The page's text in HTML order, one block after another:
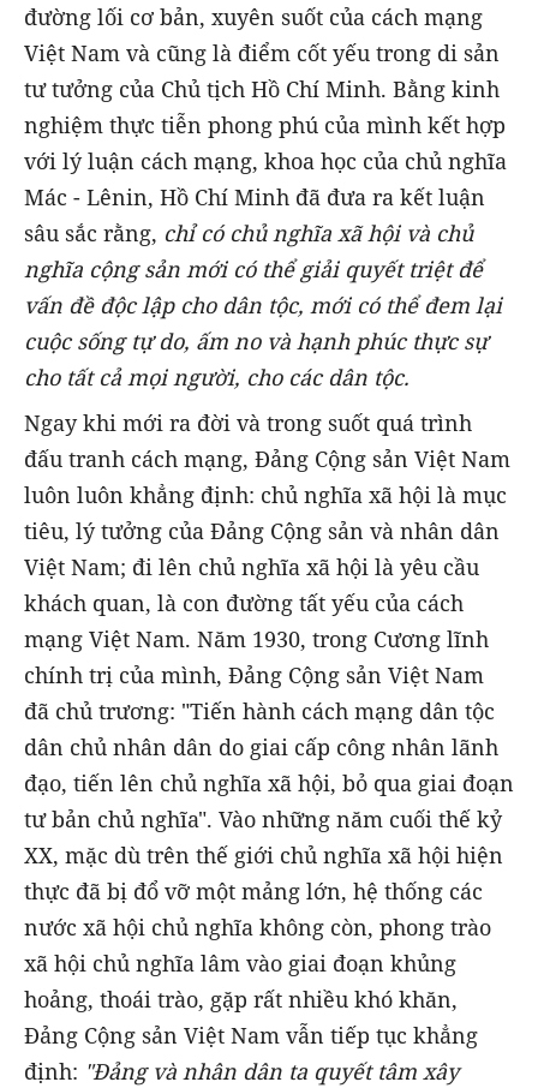
đường lối cơ bản, xuyên suốt của cách mạng
Việt Nam và cũng là điểm cốt yếu trong di sản
tư tưởng của Chủ tịch Hồ Chí Minh. Bằng kinh
nghiệm thực tiễn phong phú của mình kết hợp
với lý luận cách mạng, khoa học của chủ nghĩa
Mác - Lênin, Hồ Chí Minh đã đưa ra kết luận
sâu sắc rằng, chỉ có chủ nghĩa xã hội và chủ
nghĩa cộng sản mới có thể giải quyết triệt để
vấn đề độc lập cho dân tộc, mới có thể đem lại
cuộc sống tự do, ấm no và hạnh phúc thực sự
cho tất cả mọi người, cho các dân tộc.
Ngay khi mới ra đời và trong suốt quá trình
đấu tranh cách mạng, Đảng Cộng sản Việt Nam
luôn luôn khẳng định: chủ nghĩa xã hội là mục
tiêu, lý tưởng của Đảng Cộng sản và nhân dân
Việt Nam; đi lên chủ nghĩa xã hội là yêu cầu
khách quan, là con đường tất yếu của cách
mạng Việt Nam. Năm 1930, trong Cương lĩnh
chính trị của mình, Đảng Cộng sản Việt Nam
đã chủ trương: "Tiến hành cách mạng dân tộc
dân chủ nhân dân do giai cấp công nhân lãnh
đạo, tiến lên chủ nghĩa xã hội, bỏ qua giai đoạn
tư bản chủ nghĩa". Vào những năm cuối thế kỷ
XX, mặc dù trên thế giới chủ nghĩa xã hội hiện
thực đã bị đổ vỡ một mảng lớn, hệ thống các
nước xã hội chủ nghĩa không còn, phong trào
xã hội chủ nghĩa lâm vào giai đoạn khủng
hoảng, thoái trào, gặp rất nhiều khó khăn,
Đảng Cộng sản Việt Nam vẫn tiếp tục khẳng
định: "Đảng và nhân dân ta quyết tâm xây